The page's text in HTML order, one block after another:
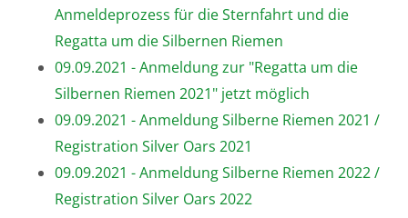
Anmeldeprozess für die Sternfahrt und die
Regatta um die Silbernen Riemen
09.09.2021 - Anmeldung zur "Regatta um die
Silbernen Riemen 2021" jetzt möglich
09.09.2021 - Anmeldung Silberne Riemen 2021 /
Registration Silver Oars 2021
09.09.2021 - Anmeldung Silberne Riemen 2022 /
Registration Silver Oars 2022